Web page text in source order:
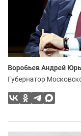
Воробьев Андрей
Губернатор